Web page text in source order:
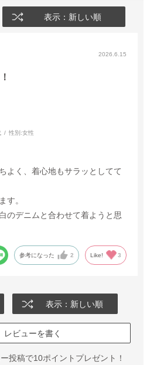
表示：新しい順
2026.6.15
性別:女性
よく、着心地もサラッとしてて
す。
のデニムと合わせて着ようと思
参考になった 2 Like! 3
表示：新しい順
レビューを書く
投稿で10ポイントプレゼント！